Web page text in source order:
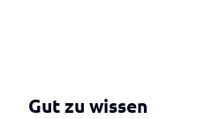
Gut zu wissen